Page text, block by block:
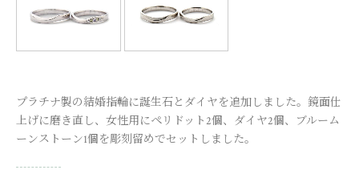
プラチナ製の結婚指輪に誕生石とダイヤを追加しました。鏡面仕
上げに磨き直し、女性用にペリドット2個、ダイヤ2個、ブルーム
ーンストーン1個を彫刻留めでセットしました。